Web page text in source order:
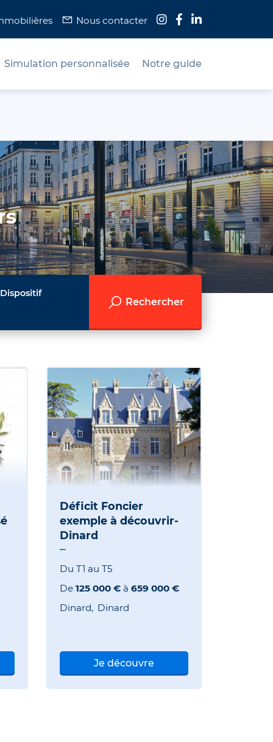
Nous contacter
Simulation personnalisée Notre guide
Rechercher
Déficit Foncier
exemple à découvrir-
Dinard
Du T1 au T5
De 125 000 €à 659 000 €
Dinard
Dinard
Je découvre